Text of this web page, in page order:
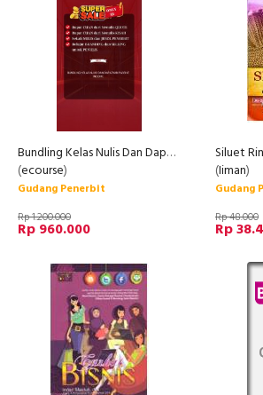
Bundling Kelas Nulis Dan Dapatkan Passive Income
(ecourse)
Gudang Penerbit
Rp 1.200.000
Rp 960.000
(Iiman)
Gudang
Rp 48.000
Rp